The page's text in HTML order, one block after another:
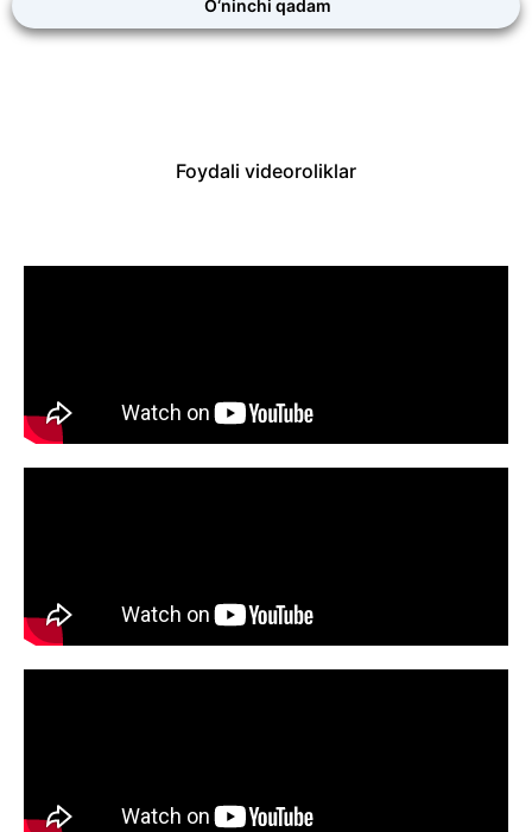
O‘ninchi qadam
Foydali videoroliklar